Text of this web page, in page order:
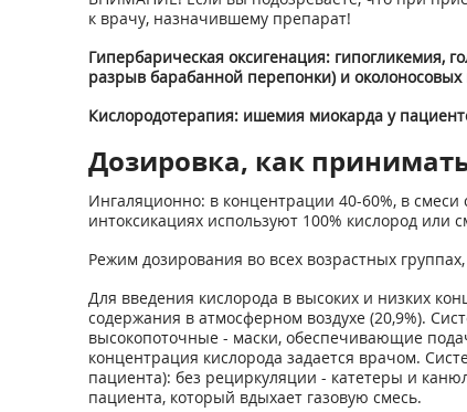
к врачу, назначившему препарат!
Гипербарическая оксигенация: гипогликемия,
разрыв барабанной перепонки) и околоносовых
Кислородотерапия: ишемия миокарда у
Дозировка, как
Ингаляционно: в концентрации 40-60%, в
интоксикациях используют 100% кислород или
Режим дозирования во всех возрастных
Для введения кислорода в высоких и низких
содержания в атмосферном воздухе (20,9%).
высокопоточные - маски, обеспечивающие
концентрация кислорода задается врачом.
пациента): без рециркуляции - катетеры и
пациента, который вдыхает газовую смесь.